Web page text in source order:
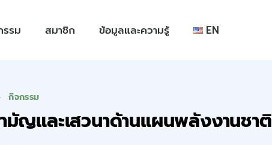
รม สมาชิก ข้อมูลและความรู้ EN
กิจกรรม
ญและเสวนาด้านแผนพลังงานชาติ